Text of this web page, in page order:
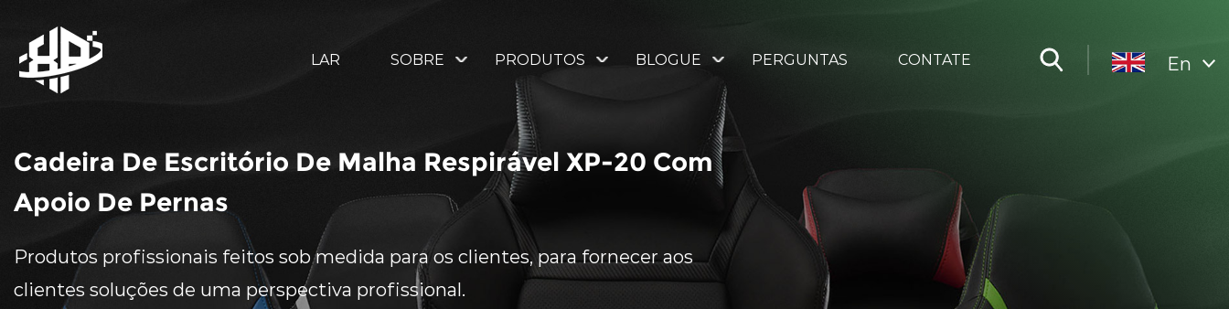
LAR SOBRE PRODUTOS BLOGUE PERGUNTAS CONTATE En
Cadeira De Escritório De Malha Respirável XP-20 Com
Apoio De Pernas
Produtos profissionais feitos sob medida para os clientes, para fornecer aos
clientes soluções de uma perspectiva profissional.